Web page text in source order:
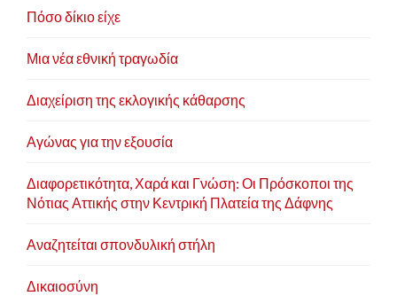
Πόσο δίκιο είχε
Μια νέα εθνική τραγωδία
Διαχείριση της εκλογικής κάθαρσης
Αγώνας για την εξουσία
Διαφορετικότητα, Χαρά και Γνώση: Οι Πρόσκοποι της
Νότιας Αττικής στην Κεντρική Πλατεία της Δάφνης
Αναζητείται σπονδυλική στήλη
Δικαιοσύνη